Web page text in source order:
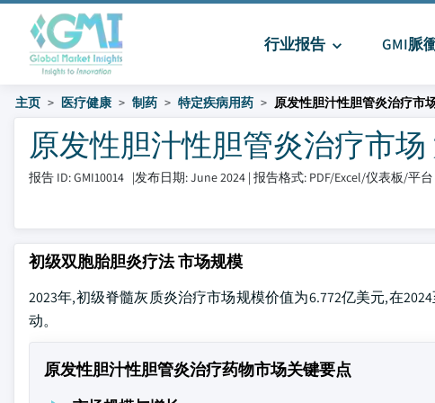
行业报告 GMI脈
主页 医疗健康 制药 特定疾病用药 原发性胆汁性胆管炎治疗市
原发性胆汁性胆管炎治疗市场
报告 ID: GMI10014 |发布日期: June 2024 | 报告格式: PDF/Excel/仪表板/平台
初级双胞胎胆炎疗法 市场规模
2023年,初级脊髓灰质炎治疗市场规模价值为6.772亿美元,在
动。
原发性胆汁性胆管炎治疗药物市场关键要点